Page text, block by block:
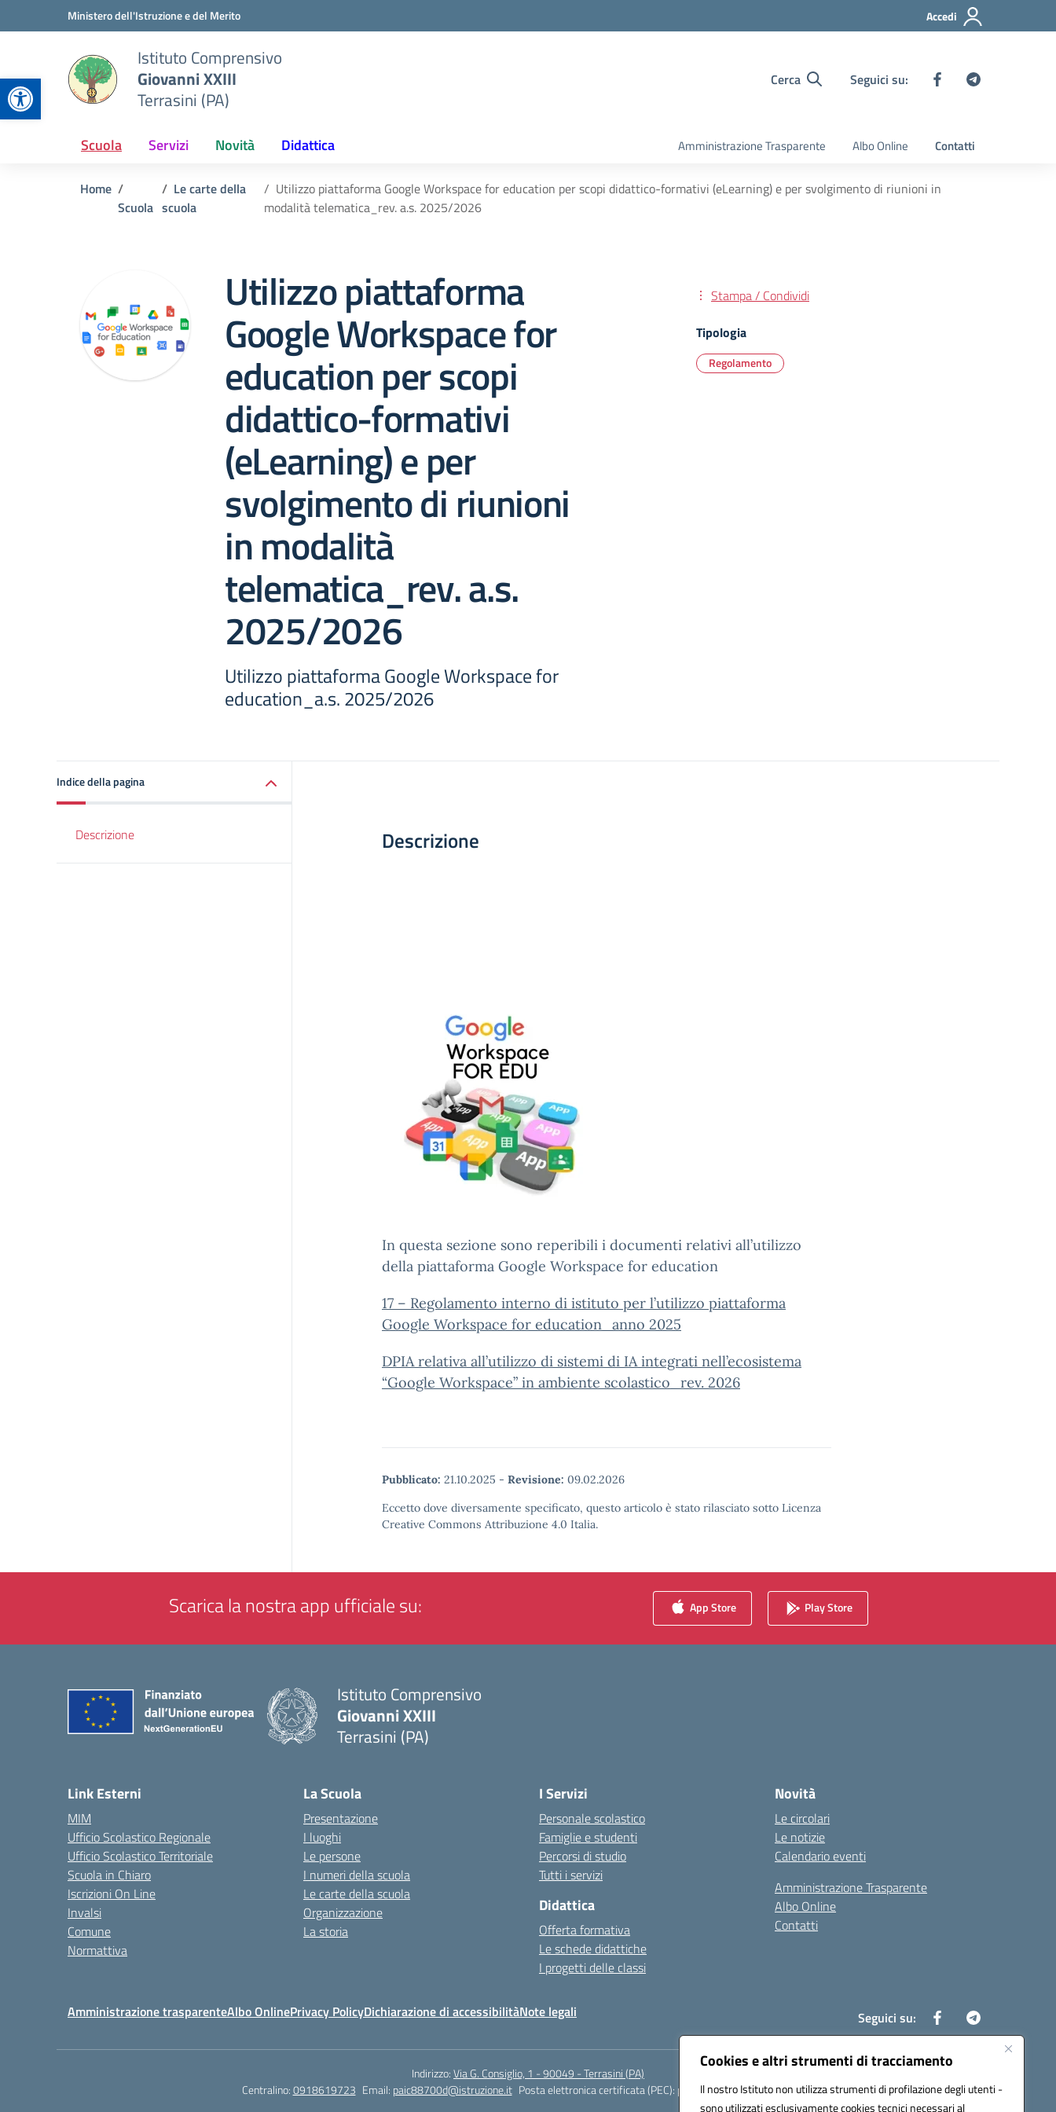
Apri la barra degli strumenti
Cookies e altri strumenti di tracciamento
Il nostro Istituto non utilizza strumenti di profilazione degli utenti -
sono utilizzati esclusivamente cookies tecnici necessari al
Vai ai contenuti
Vai al menu di navigazioneMinistero dell'Istruzione e del Merito Accedi
Istituto Comprensivo
Giovanni XXIII
Terrasini (PA)
Cerca Seguici su:
Scuola Servizi Novità Didattica Amministrazione Trasparente Albo Online Contatti
Home
Scuola
Le carte della
scuola
Utilizzo piattaforma Google Workspace for education per scopi didattico-formativi (eLearning) e per svolgimento di riunioni in
modalità telematica_rev. a.s. 2025/2026
Utilizzo piattaforma
Google Workspace for
education per scopi
didattico-formativi
(eLearning) e per
svolgimento di riunioni
in modalità
telematica_rev. a.s.
2025/2026
Utilizzo piattaforma Google Workspace for
education_a.s. 2025/2026
Stampa / Condividi
Tipologia
Regolamento
Indice della pagina
Descrizione Descrizione
In questa sezione sono reperibili i documenti relativi all’utilizzo
della piattaforma Google Workspace for education
17 – Regolamento interno di istituto per l’utilizzo piattaforma
Google Workspace for education_anno 2025
DPIA relativa all’utilizzo di sistemi di IA integrati nell’ecosistema
“Google Workspace” in ambiente scolastico_rev. 2026
Pubblicato: 21.10.2025 - Revisione: 09.02.2026
Eccetto dove diversamente specificato, questo articolo è stato rilasciato sotto Licenza
Creative Commons Attribuzione 4.0 Italia.
Scarica la nostra app ufficiale su: App Store Play Store
Istituto Comprensivo
Giovanni XXIII
Terrasini (PA)
Link Esterni
MIM
Ufficio Scolastico Regionale
Ufficio Scolastico Territoriale
Scuola in Chiaro
Iscrizioni On Line
Invalsi
Comune
Normattiva
La Scuola
Presentazione
I luoghi
Le persone
I numeri della scuola
Le carte della scuola
Organizzazione
La storia
I Servizi
Personale scolastico
Famiglie e studenti
Percorsi di studio
Tutti i servizi
Didattica
Offerta formativa
Le schede didattiche
I progetti delle classi
Novità
Le circolari
Le notizie
Calendario eventi
Amministrazione Trasparente
Albo Online
Contatti
Amministrazione trasparenteAlbo OnlinePrivacy PolicyDichiarazione di accessibilitàNote legali Seguici su:
Indirizzo:Via G. Consiglio, 1 - 90049 - Terrasini (PA)
Centralino:0918619723 Email: paic88700d@istruzione.it Posta elettronica certificata (PEC): paic88700d@pec.istruzione.it